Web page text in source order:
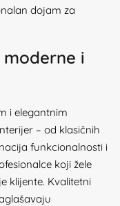
dojam za
i
i elegantnim
– od klasičnih
funkcionalnosti i
koji žele
klijente. Kvalitetni